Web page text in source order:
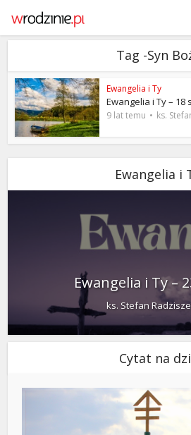
Tag -Syn
Ewangelia i Ty
Ewangelia i Ty – 18
9 lat temu ks.
Ewangelia i
Ewangelia i Ty –
ks. Stefan
Cytat na